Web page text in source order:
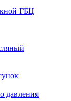
ГБЦ
давления